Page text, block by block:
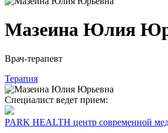
Мазеина Юлия
Врач-терапевт
Терапия
Специалист ведет прием:
PARK HEALTH центр современной